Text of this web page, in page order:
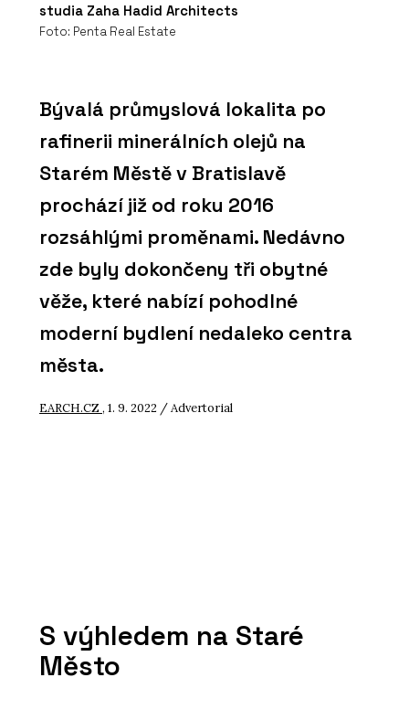
studia Zaha Hadid Architects
Foto: Penta Real Estate
Bývalá průmyslová lokalita po
rafinerii minerálních olejů na
Starém Městě v Bratislavě
prochází již od roku 2016
rozsáhlými proměnami. Nedávno
zde byly dokončeny tři obytné
věže, které nabízí pohodlné
moderní bydlení nedaleko centra
města.
EARCH.CZ , 1. 9. 2022 / Advertorial
S výhledem na Staré
Město